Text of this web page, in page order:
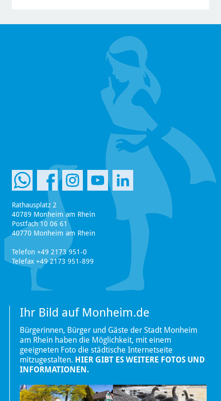
Rathausplatz 2
40789 Monheim am Rhein
Postfach 10 06 61
40770 Monheim am Rhein
Telefon +49 2173 951-0
Telefax +49 2173 951-899
Ihr Bild auf Monheim.de
Bürgerinnen, Bürger und Gäste der Stadt Monheim
am Rhein haben die Möglichkeit, mit einem
geeigneten Foto die städtische Internetseite
mitzugestalten. HIER GIBT ES WEITERE FOTOS UND
INFORMATIONEN.